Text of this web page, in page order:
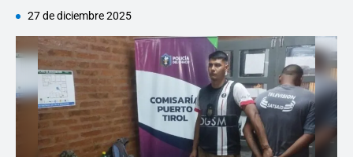
27 de diciembre 2025